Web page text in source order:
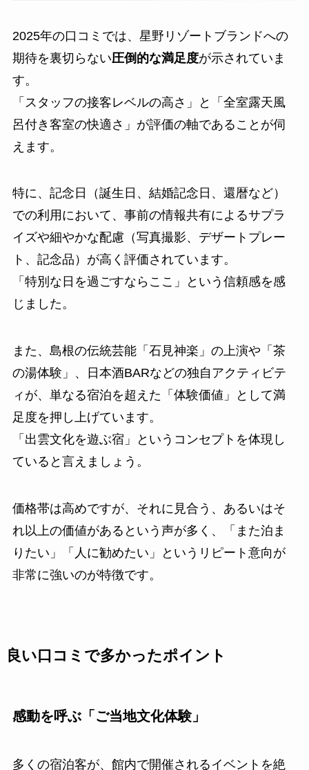
2025年の口コミでは、星野リゾートブランドへの
期待を裏切らない圧倒的な満足度が示されていま
す。
「スタッフの接客レベルの高さ」と「全室露天風
呂付き客室の快適さ」が評価の軸であることが伺
えます。
特に、記念日（誕生日、結婚記念日、還暦など）
での利用において、事前の情報共有によるサプラ
イズや細やかな配慮（写真撮影、デザートプレー
ト、記念品）が高く評価されています。
「特別な日を過ごすならここ」という信頼感を感
じました。
また、島根の伝統芸能「石見神楽」の上演や「茶
の湯体験」、日本酒BARなどの独自アクティビテ
ィが、単なる宿泊を超えた「体験価値」として満
足度を押し上げています。
「出雲文化を遊ぶ宿」というコンセプトを体現し
ていると言えましょう。
価格帯は高めですが、それに見合う、あるいはそ
れ以上の価値があるという声が多く、「また泊ま
りたい」「人に勧めたい」というリピート意向が
非常に強いのが特徴です。
良い口コミで多かったポイント
感動を呼ぶ「ご当地文化体験」
多くの宿泊客が、館内で開催されるイベントを絶